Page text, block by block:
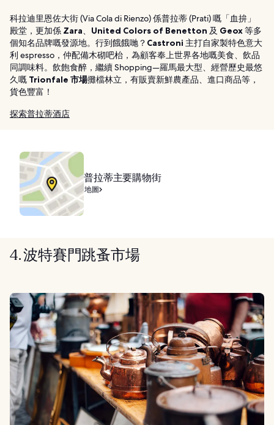
科拉迪里恩佐大街 (Via Cola di Rienzo) 係普拉蒂 (Prati) 嘅「血拚」
殿堂，更加係 Zara、 United Colors of Benetton 及 Geox等多
個知名品牌嘅發源地。行到餓餓哋？ Castroni 主打自家製特色意大
利 espresso，仲配備木砌吧枱，為顧客奉上世界各地嘅美食、飲品
同調味料。飲飽食醉，繼續 Shopping—羅馬最大型、經營歷史最悠
久嘅 Trionfale 市場攤檔林立，有販賣新鮮農產品、進口商品等，
貨色豐富！
探索普拉蒂酒店
普拉蒂主要購物街
地圖
4. 波特賽門跳蚤市場